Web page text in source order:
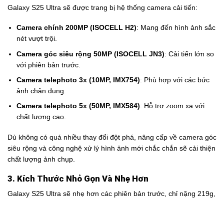
Galaxy S25 Ultra sẽ được trang bị hệ thống camera cải tiến:
Camera chính 200MP (ISOCELL H2): Mang đến hình ảnh sắc
nét vượt trội.
Camera góc siêu rộng 50MP (ISOCELL JN3): Cải tiến lớn so
với phiên bản trước.
Camera telephoto 3x (10MP, IMX754): Phù hợp với các bức
ảnh chân dung.
Camera telephoto 5x (50MP, IMX584): Hỗ trợ zoom xa với
chất lượng cao.
Dù không có quá nhiều thay đổi đột phá, nâng cấp về camera góc
siêu rộng và công nghệ xử lý hình ảnh mới chắc chắn sẽ cải thiện
chất lượng ảnh chụp.
3. Kích Thước Nhỏ Gọn Và Nhẹ Hơn
Galaxy S25 Ultra sẽ nhẹ hơn các phiên bản trước, chỉ nặng 219g,